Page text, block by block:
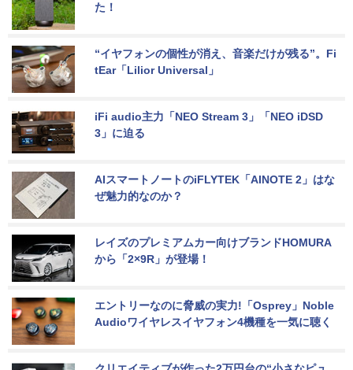
た！
“イヤフォンの個性が消え、音楽だけが残る”。Fi
tEar「Lilior Universal」
iFi audio主力「NEO Stream 3」「NEO iDSD
3」に迫る
AIスマートノートのiFLYTEK「AINOTE 2」はな
ぜ魅力的なのか？
レイズのプレミアムカー向けブランドHOMURA
から「2×9R」が登場！
エントリーなのに脅威の実力!「Osprey」Noble
Audioワイヤレスイヤフォン4機種を一気に聴く